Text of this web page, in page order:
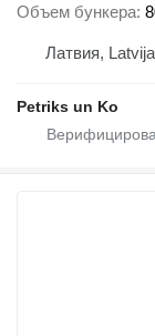
Объем бункера
Латвия, Latvija
Petriks un Ko